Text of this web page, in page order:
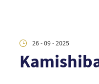
26 - 09 - 2025